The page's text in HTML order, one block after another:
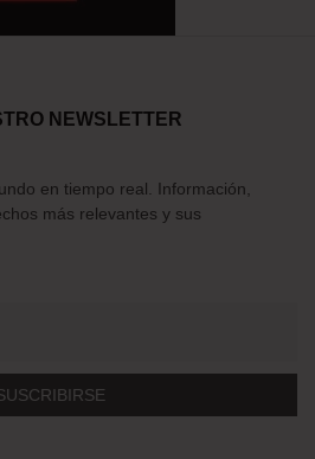
NEWSLETTER
en tiempo real. Información,
más relevantes y sus